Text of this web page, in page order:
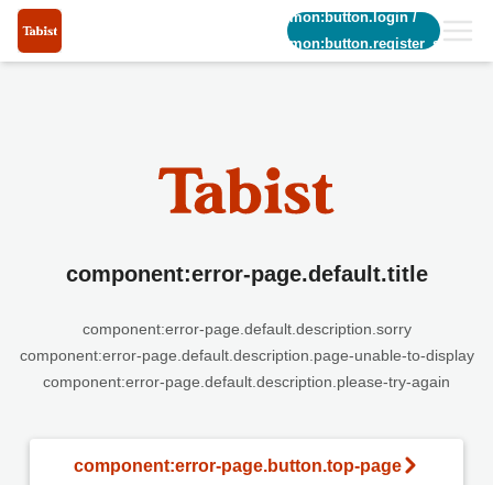
common:button.login/
common:button.register_short
component:error-page.default.title
component:error-page.default.description.sorry
component:error-page.default.description.page-unable-to-display
component:error-page.default.description.please-try-again
component:error-page.button.top-page